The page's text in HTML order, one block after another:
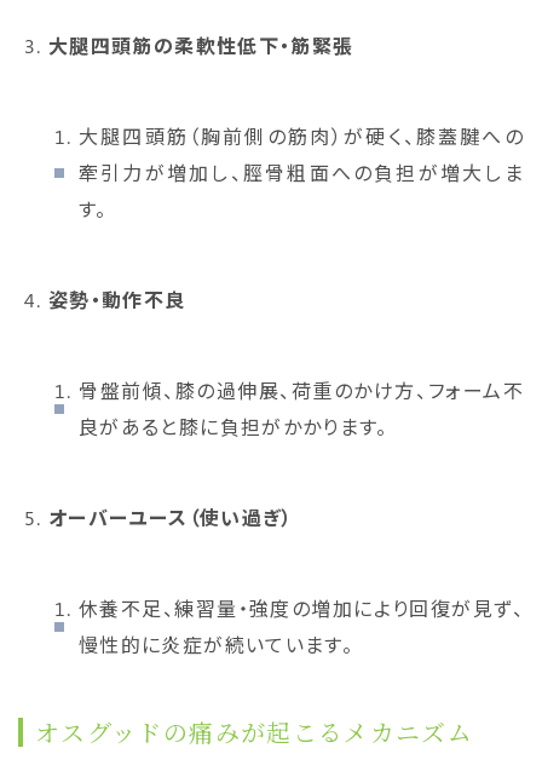
大腿四頭筋の柔軟性低下・筋緊張
大腿四頭筋（胸前側の筋肉）が硬く、膝蓋腱への
牽引力が増加し、脛骨粗面への負担が増大しま
す。
姿勢・動作不良
骨盤前傾、膝の過伸展、荷重のかけ方、フォーム不
良があると膝に負担がかかります。
オーバーユース（使い過ぎ）
休養不足、練習量・強度の増加により回復が見ず、
慢性的に炎症が続いています。
オスグッドの痛みが起こるメカニズム